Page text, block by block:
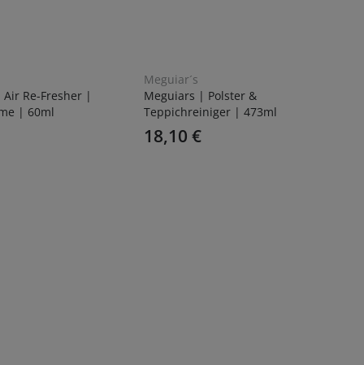
Re-Fresher |
| 60ml
Meguiar´s
Meguiars | Polster &
Teppichreiniger | 473ml
18,10 €